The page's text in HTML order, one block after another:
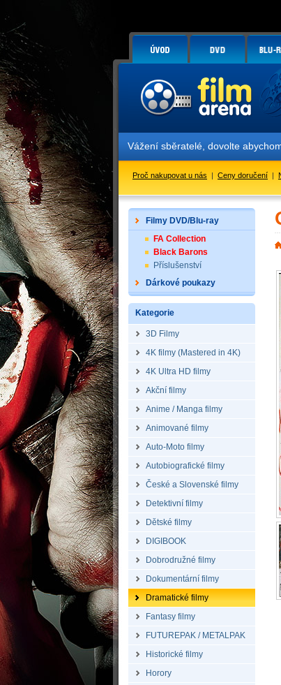
Vážení sběratelé, dovolte abychom
Proč nakupovat u nás | Ceny doručení |
Filmy DVD/Blu-ray
FA Collection
Black Barons
Příslušenství
Dárkové poukazy
Kategorie
3D Filmy
4K filmy (Mastered in 4K)
4K Ultra HD filmy
Akční filmy
Anime / Manga filmy
Animované filmy
Auto-Moto filmy
Autobiografické filmy
České a Slovenské filmy
Detektivní filmy
Dětské filmy
DIGIBOOK
Dobrodružné filmy
Dokumentární filmy
Dramatické filmy
Fantasy filmy
FUTUREPAK / METALPAK
Historické filmy
Horory